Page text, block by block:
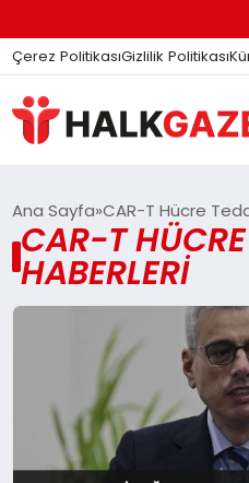
Çerez PolitikasıGizlilik Politikası
DÜNYA
EĞITIM
EKONOMI
GÜNDEM
Ana Sayfa CAR-T Hücre
CAR-T
HABERLERI